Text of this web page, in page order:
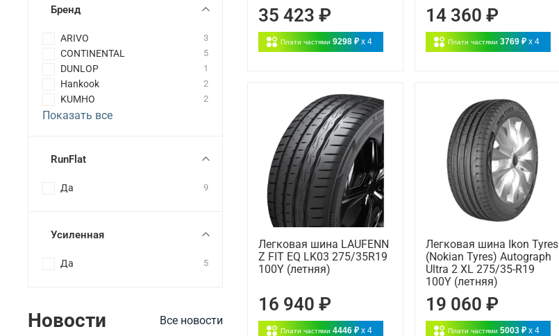
35 423 ₽
Плати частями 9298 ₽ x 4
14 360 ₽
Плати частями 3769 ₽ x 4
Легковая шина LAUFENN
Z FIT EQ LK03 275/35R19
100Y (летняя)
16 940 ₽
Плати частями 4446 ₽ x 4
Легковая шина Ikon Tyres
(Nokian Tyres) Autograph
Ultra 2 XL 275/35-R19
100Y (летняя)
19 060 ₽
Плати частями 5003 ₽ x 4
Бренд
ARIVO 3
CONTINENTAL 5
DUNLOP 1
Hankook 2
KUMHO 2
Показать все
RunFlat
Да 9
Усиленная
Да 5
Новости Все новости